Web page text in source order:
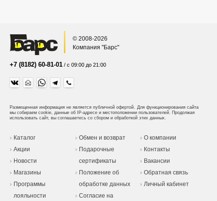
© 2008-2026
Компания "Барс"
+7 (8182) 60-81-01 / с 09:00 до 21:00
Размещенная информация не является публичной офертой. Для функционирования сайта
мы собираем cookie, данные об IP-адресе и местоположении пользователей. Продолжая
использовать сайт, вы соглашаетесь со сбором и обработкой этих данных.
Каталог
Акции
Новости
Магазины
Программы
лояльности
Обмен и возврат
Подарочные
сертификаты
Положение об
обработке данных
Согласие на
О компании
Контакты
Вакансии
Обратная связь
Личный кабинет